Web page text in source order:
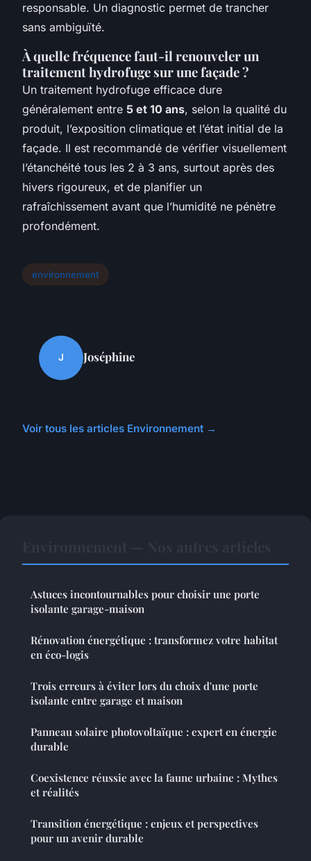
responsable. Un diagnostic permet de trancher
sans ambiguïté.
À quelle fréquence faut-il renouveler un
traitement hydrofuge sur une façade ?
Un traitement hydrofuge efficace dure
généralement entre 5 et 10 ans, selon la qualité du
produit, l’exposition climatique et l’état initial de la
façade. Il est recommandé de vérifier visuellement
l’étanchéité tous les 2 à 3 ans, surtout après des
hivers rigoureux, et de planifier un
rafraîchissement avant que l’humidité ne pénètre
profondément.
environnement
J Joséphine
Voir tous les articles Environnement →
Astuces incontournables pour choisir une porte
isolante garage-maison
Rénovation énergétique : transformez votre habitat
en éco-logis
Trois erreurs à éviter lors du choix d'une porte
isolante entre garage et maison
Panneau solaire photovoltaïque : expert en énergie
durable
Coexistence réussie avec la faune urbaine : Mythes
et réalités
Transition énergétique : enjeux et perspectives
pour un avenir durable